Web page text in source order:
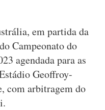
em partida da
Campeonato do
agendada para as
Geoffroy-
com arbitragem do